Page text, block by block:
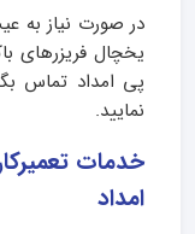
در صورت نیاز به
یخچال فریزرهای
پی امداد تماس
نمایید.
خدمات
امداد